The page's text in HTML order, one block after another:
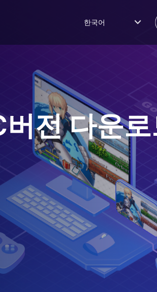
한국어
버전 다운